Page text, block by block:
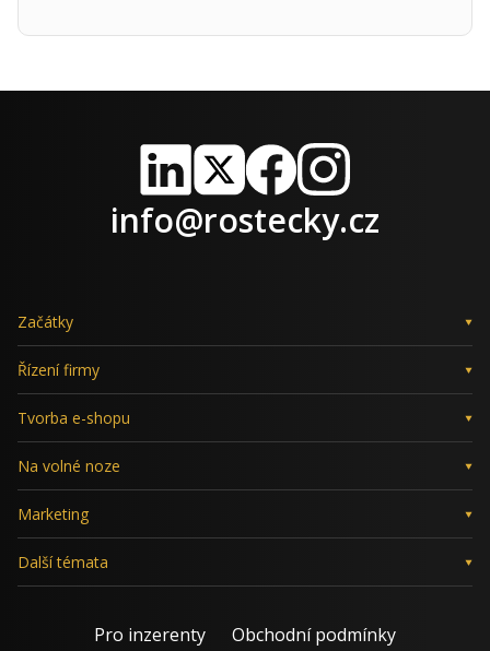
LinkedIn
X FacebookInstagram
info@rostecky.cz
Začátky
Řízení firmy
Tvorba e-shopu
Na volné noze
Marketing
Další témata
Pro inzerenty Obchodní podmínky